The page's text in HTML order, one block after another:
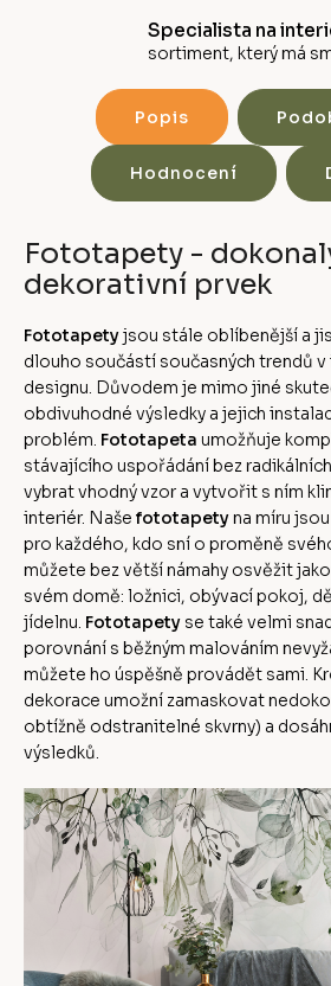
Specialista na
sortiment, který má
Popis
Hodnocení
Fototapety -
dekorativní prvek
Fototapetyjsou stále oblíbenější a
dlouho součástí současných trendů
designu. Důvodem je mimo jiné
obdivuhodné výsledky a jejich
problém. Fototapeta umožňuje
stávajícího uspořádání bez
vybrat vhodný vzor a vytvořit s ním
interiér. Naše fototapetyna míru
pro každého, kdo sní o proměně
můžete bez větší námahy osvěžit
svém domě: ložnici, obývací pokoj,
jídelnu. Fototapety se také velmi
porovnání s běžným malováním
můžete ho úspěšně provádět sami.
dekorace umožní zamaskovat
obtížně odstranitelné skvrny) a
výsledků.